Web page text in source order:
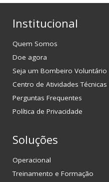
Institucional
Quem Somos
Doe agora
Seja um Bombeiro Voluntário
Centro de Atividades Técnicas
Perguntas Frequentes
Política de Privacidade
Soluções
Operacional
Treinamento e Formação